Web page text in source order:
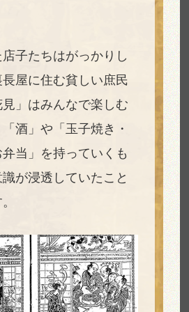
子たちはがっかりし
長屋に住む貧しい庶民
」はみんなで楽しむ
酒」や「玉子焼き・
当」を持っていくも
が浸透していたこと